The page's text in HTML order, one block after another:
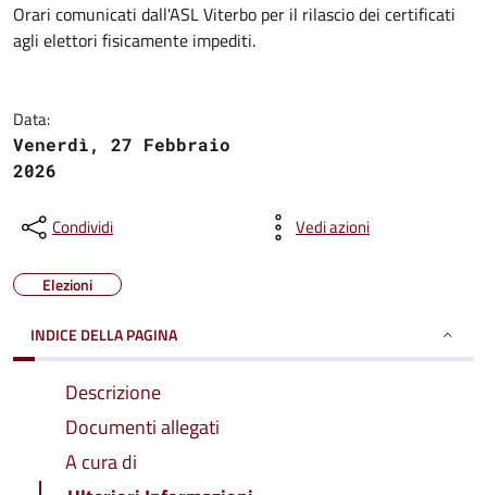
Orari comunicati dall'ASL Viterbo per il rilascio dei certificati
agli elettori fisicamente impediti.
Data:
Venerdì, 27 Febbraio
2026
Condividi Vedi azioni
Elezioni
INDICE DELLA PAGINA
Descrizione
Documenti allegati
A cura di